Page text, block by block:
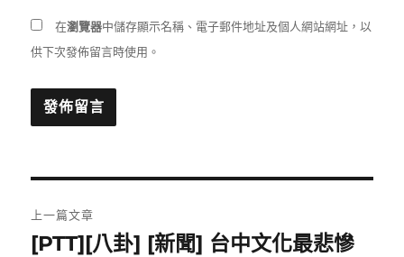
在瀏覽器中儲存顯示名稱、電子郵件地址及個人網站網址，以
供下次發佈留言時使用。
章
上一篇文章
上
[PTT][八卦] [新聞] 台中文化最悲慘